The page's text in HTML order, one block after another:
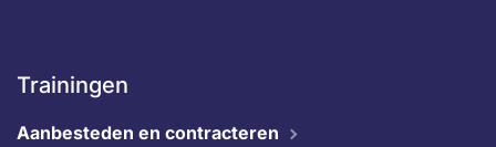
Trainingen
Aanbesteden en contracteren